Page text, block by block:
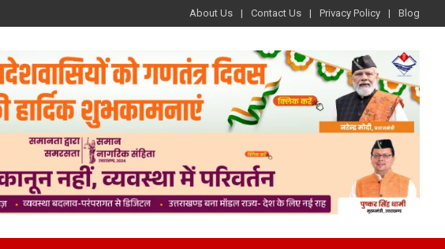
About Us Contact Us Privacy Policy Blog